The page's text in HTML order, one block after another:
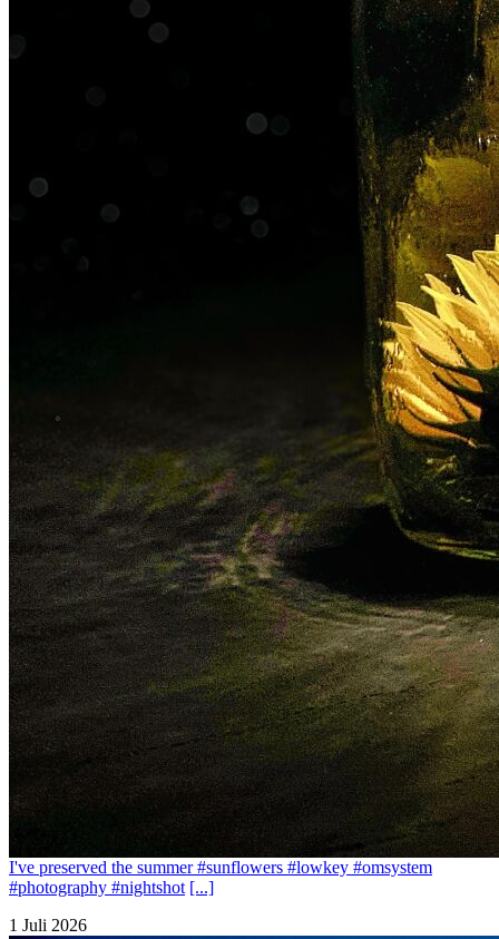
I've preserved the summer #sunflowers #lowkey #omsystem
#photography #nightshot [...]
1 Juli 2026